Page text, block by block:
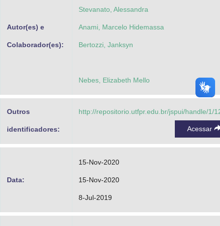
Autor(es) e
Colaborador(es):
Stevanato, Alessandra
Anami, Marcelo Hidemassa
Bertozzi, Janksyn
Nebes, Elizabeth Mello
Outros
identificadores:
http://repositorio.utfpr.edu.br/jspui/handle/1/
Acessar
Data:
15-Nov-2020
15-Nov-2020
8-Jul-2019